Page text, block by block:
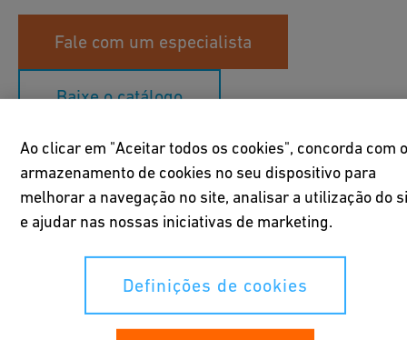
Fale com um especialista
Baixe o catálogo
Parceiros na execução do
projeto
Com as Soluções Especializadas, a GF Industry and
Infrastructure Flow Solutions apoia o projeto e a instalação de
os proprietários e planejadores possam se concentrar em seus
Ao clicar em "Aceitar todos os cookies", concorda com o
armazenamento de cookies no seu dispositivo para
melhorar a navegação no site, analisar a utilização do
e ajudar nas nossas iniciativas de marketing.
Definições de cookies